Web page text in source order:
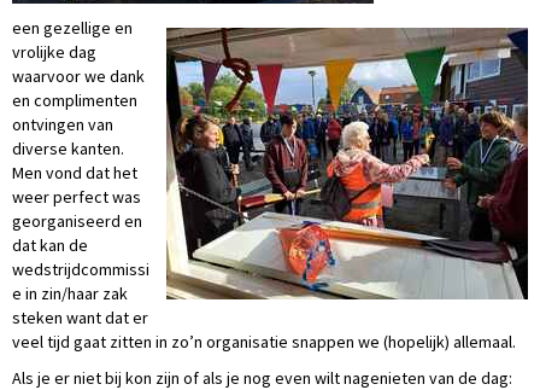
een gezellige en
vrolijke dag
waarvoor we dank
en complimenten
ontvingen van
diverse kanten.
Men vond dat het
weer perfect was
georganiseerd en
dat kan de
wedstrijdcommissi
e in zin/haar zak
steken want dat er
veel tijd gaat zitten in zo’n organisatie snappen we (hopelijk) allemaal.
Als je er niet bij kon zijn of als je nog even wilt nagenieten van de dag: